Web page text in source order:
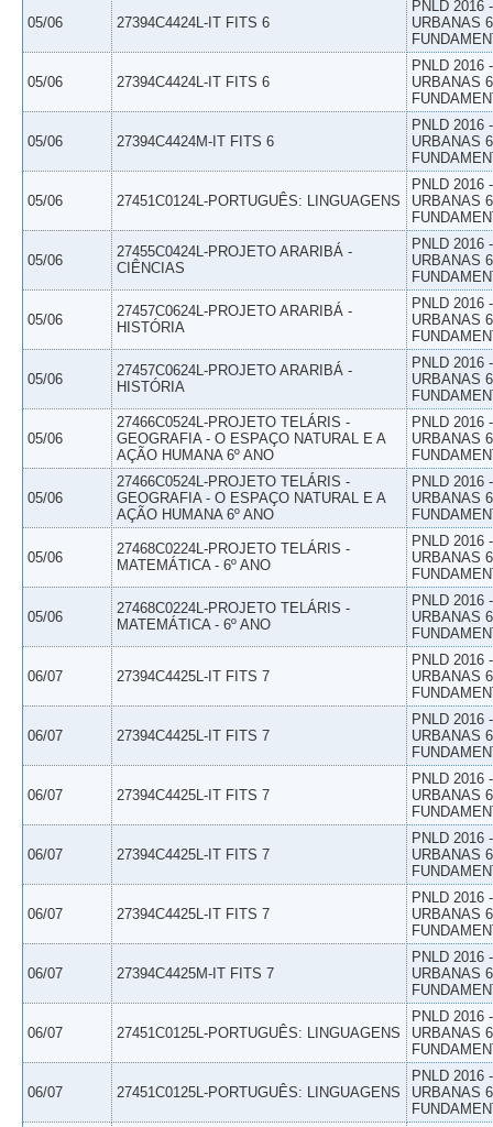
05/06 27394C4424L-IT FITS 6
PNLD 2016
URBANAS
05/06 27394C4424L-IT FITS 6
PNLD 2016
URBANAS
05/06 27394C4424M-IT FITS 6
PNLD 2016
URBANAS
05/06 27451C0124L-PORTUGUÊS: LINGUAGENS
PNLD 2016
URBANAS
05/06
27455C0424L-PROJETO ARARIBÁ -
CIÊNCIAS
PNLD 2016
URBANAS
05/06
27457C0624L-PROJETO ARARIBÁ -
HISTÓRIA
PNLD 2016
URBANAS
05/06
27457C0624L-PROJETO ARARIBÁ -
HISTÓRIA
PNLD 2016
URBANAS
05/06
27466C0524L-PROJETO TELÁRIS -
GEOGRAFIA - O ESPAÇO NATURAL E A
AÇÃO HUMANA 6º ANO
PNLD 2016
URBANAS
05/06
27466C0524L-PROJETO TELÁRIS -
GEOGRAFIA - O ESPAÇO NATURAL E A
AÇÃO HUMANA 6º ANO
PNLD 2016
URBANAS
05/06
27468C0224L-PROJETO TELÁRIS -
MATEMÁTICA - 6º ANO
PNLD 2016
URBANAS
05/06
27468C0224L-PROJETO TELÁRIS -
MATEMÁTICA - 6º ANO
PNLD 2016
URBANAS
06/07 27394C4425L-IT FITS 7
PNLD 2016
URBANAS
06/07 27394C4425L-IT FITS 7
PNLD 2016
URBANAS
06/07 27394C4425L-IT FITS 7
PNLD 2016
URBANAS
06/07 27394C4425L-IT FITS 7
PNLD 2016
URBANAS
06/07 27394C4425L-IT FITS 7
PNLD 2016
URBANAS
06/07 27394C4425M-IT FITS 7
PNLD 2016
URBANAS
06/07 27451C0125L-PORTUGUÊS: LINGUAGENS
PNLD 2016
URBANAS
06/07 27451C0125L-PORTUGUÊS: LINGUAGENS
PNLD 2016
URBANAS